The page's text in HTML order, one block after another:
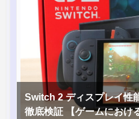
Switch 2 ディスプレイ性
徹底検証 【ゲームにおけ